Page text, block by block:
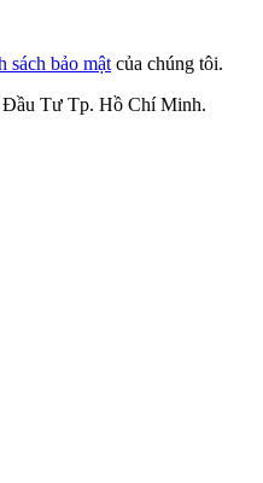
sách bảo mật của chúng tôi.
Đầu Tư Tp. Hồ Chí Minh.